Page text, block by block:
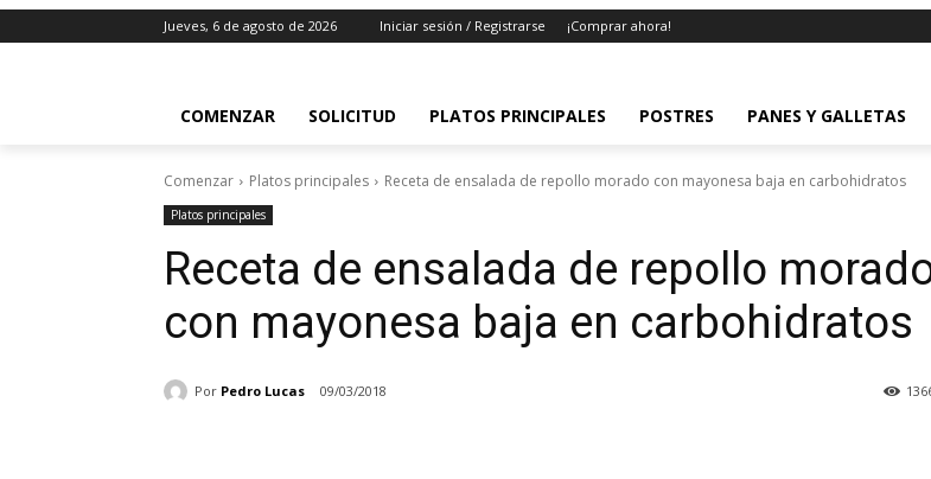
Jueves, 6 de agosto de 2026 Iniciar sesión / Registrarse ¡Comprar ahora!
COMENZAR SOLICITUD PLATOS PRINCIPALES POSTRES PANES Y GALLETAS
Comenzar Platos principales Receta de ensalada de repollo morado con mayonesa baja en carbohidratos
Platos principales
Receta de ensalada de repollo
con mayonesa baja en carbohidratos
Por Pedro Lucas 09/03/2018